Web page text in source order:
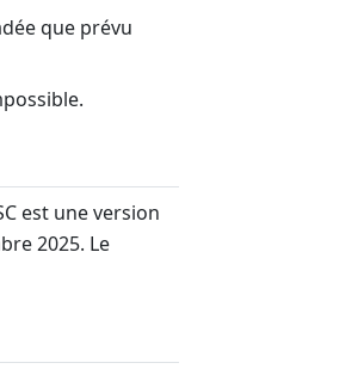
que prévu
est une version
2025. Le